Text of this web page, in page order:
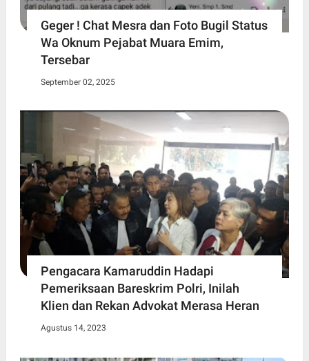
Geger ! Chat Mesra dan Foto Bugil Status
Wa Oknum Pejabat Muara Emim,
Tersebar
September 02, 2025
Pengacara Kamaruddin Hadapi
Pemeriksaan Bareskrim Polri, Inilah
Klien dan Rekan Advokat Merasa Heran
Agustus 14, 2023